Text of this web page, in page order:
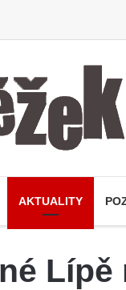
AKTUALITY
Lípě